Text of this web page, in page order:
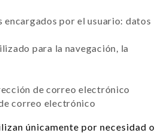
por el usuario: datos
para la navegación, la
de correo electrónico
correo electrónico
únicamente por necesidad o